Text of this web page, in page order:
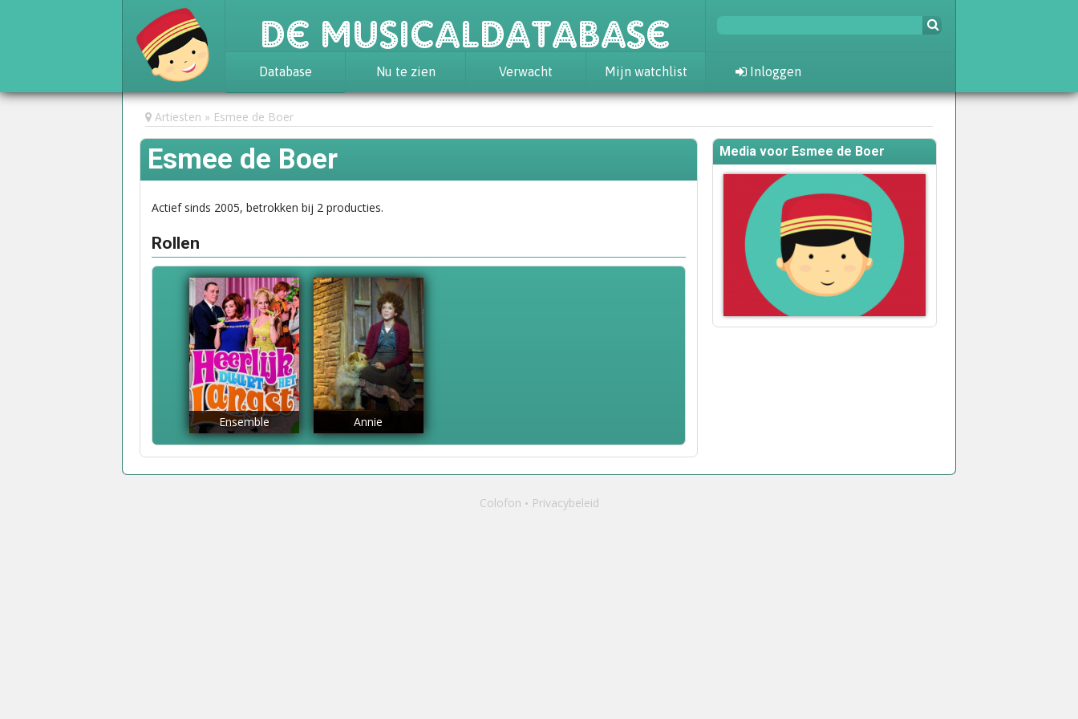
De Musicaldatabase
Database
Achtergrond
Awards
Statistieken
Nu te zien Verwacht Mijn watchlist Inloggen
Artiesten Esmee de Boer
Esmee de Boer
Actief sinds 2005, betrokken bij 2 producties.
Rollen
Ensemble Annie
Media voor Esmee de Boer
Colofon Privacybeleid